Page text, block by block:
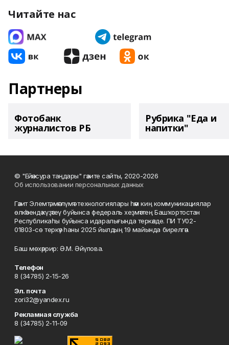
Читайте нас
Партнеры
Фотобанк
журналистов РБ
Рубрика "Еда и
напитки"
© "Ейәнсура таңдары" гәзите сайты, 2020-2026
Об использовании персональных данных
Гәзит Элемтә, мәғлүмәт технологиялары һәм киң коммуникациялар
өлкәһендә күҙәтеү буйынса федераль хеҙмәттең Башҡортостан
Республикаһы буйынса идаралығында теркәлде. ПИ ТУ02-
01803-сө теркәү һаны 2025 йылдың 19 майында бирелгән.
Баш мөхәррир: Ә.М. Әйүпова.
Телефон
8 (34785) 2-15-26
Эл. почта
zori32@yandex.ru
Рекламная служба
8 (34785) 2-11-09